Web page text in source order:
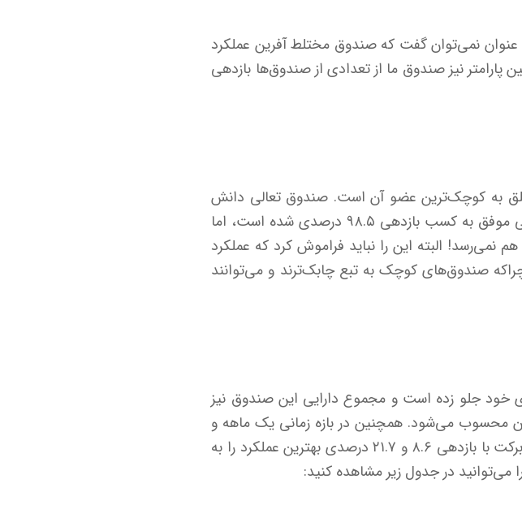
عنوان نمی‌توان گفت که صندوق مختلط آفرین عملکرد
نیز صندوق ما از تعدادی از صندوق‌ها بازدهی
به کوچک‌ترین عضو آن است. صندوق تعالی دانش
مالی اسلامی که مدیر آن سبدگردان مفید است در این بازه زمانی موفق به کسب بازدهی ۹۸.۵ درصدی شده است، اما
ارزش خالص دارایی این صندوق به ۱۰ میلیارد هم نمی‌رسد! البته این را نباید فراموش کرد که عملکرد
صندوق‌های کوچک به تبع چابک‌ترند و می‌توانند
با بازدهی ۱۶.۸ درصدی از رقبای خود جلو زده است و مجموع دارایی این صندوق نیز
ایران محسوب می‌شود. همچنین در بازه زمانی یک ماهه و
سه ماهه به ترتیب تعالی دانش مالی اسلامی و نیکوکاری ایتام برکت با بازدهی ۸.۶ و ۲۱.۷ درصدی بهترین عملکرد را به
در جدول زیر مشاهده کنید: